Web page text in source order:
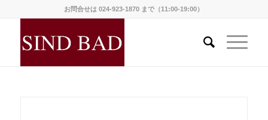
お問合せは 024-923-1870 まで（11:00-19:00）